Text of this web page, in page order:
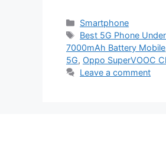
Categories
Smartphone
Tags
Best 5G Phone
7000mAh Battery Mobile
5G, Oppo SuperVOOC
Leave a comment